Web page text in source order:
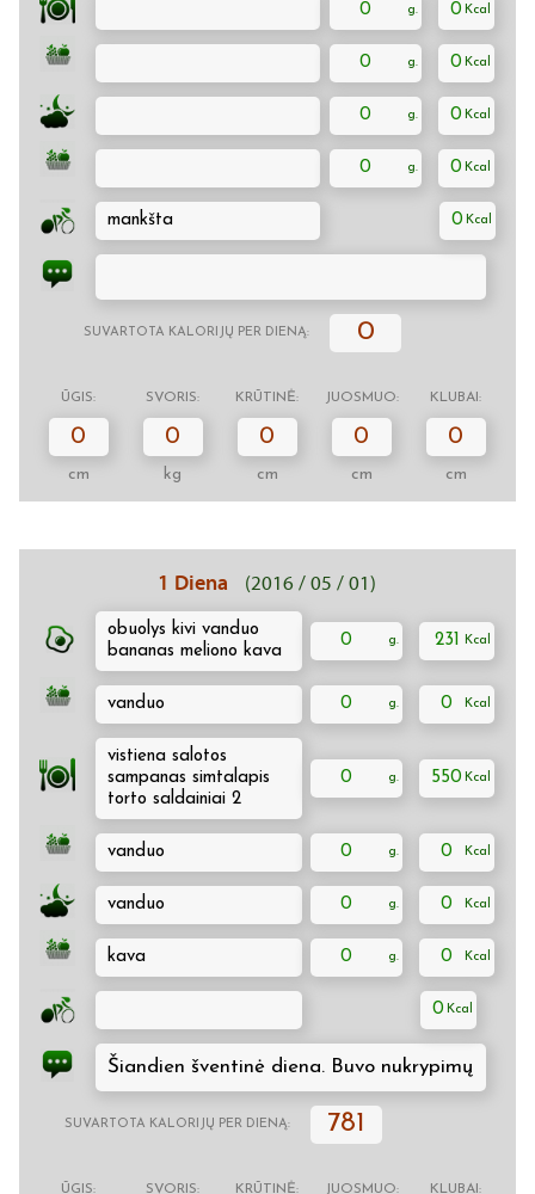
0 0
0 0
0 0
0 0
mankšta 0
SUVARTOTA KALORIJŲ PER DIENĄ: 0
ŪGIS: SVORIS: KRŪTINĖ: JUOSMUO: KLUBAI:
0
cm
0
kg
0
cm
0
cm
0
cm
1 Diena (2016 / 05 / 01)
obuolys kivi vanduo
bananas meliono kava
0 231
vanduo 0 0
vistiena salotos
sampanas simtalapis
torto saldainiai 2
0 550
vanduo 0 0
vanduo 0 0
kava 0 0
0
Šiandien šventinė diena. Buvo nukrypimų
SUVARTOTA KALORIJŲ PER DIENĄ: 781
ŪGIS: SVORIS: KRŪTINĖ: JUOSMUO: KLUBAI: